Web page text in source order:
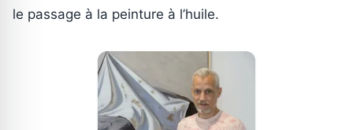
le passage à la peinture à l’huile.